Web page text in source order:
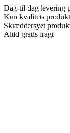
Dag-til-dag levering
Kun kvalitets
Skræddersyet
Altid gratis fragt